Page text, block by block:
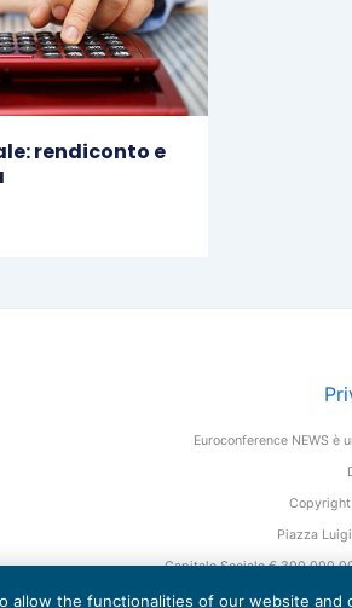
rendiconto e
Euroconference NEWS
Piazza
Capitale Sociale €
allow the functionalities of our website and